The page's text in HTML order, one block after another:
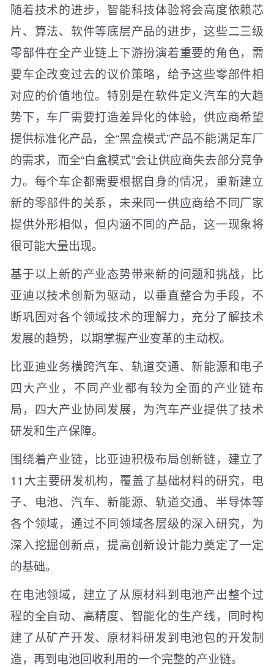
随着技术的进步，智能科技体验将会高度依赖芯
片、算法、软件等底层产品的进步，这些二三级
零部件在全产业链上下游扮演着重要的角色，需
要车企改变过去的议价策略，给予这些零部件相
对应的价值地位。特别是在软件定义汽车的大趋
势下，车厂需要打造差异化的体验，供应商希望
提供标准化产品，全“黑盒模式”产品不能满足车厂
的需求，而全“白盒模式”会让供应商失去部分竞争
力。每个车企都需要根据自身的情况，重新建立
新的零部件的关系，未来同一供应商给不同厂家
提供外形相似，但内涵不同的产品，这一现象将
很可能大量出现。
基于以上新的产业态势带来新的问题和挑战，比
亚迪以技术创新为驱动，以垂直整合为手段，不
断巩固对各个领域技术的理解力，充分了解技术
发展的趋势，以期掌握产业变革的主动权。
比亚迪业务横跨汽车、轨道交通、新能源和电子
四大产业，不同产业都有较为全面的产业链布
局，四大产业协同发展，为汽车产业提供了技术
研发和生产保障。
围绕着产业链，比亚迪积极布局创新链，建立了
11大主要研发机构，覆盖了基础材料的研究，电
子、电池、汽车、新能源、轨道交通、半导体等
各个领域，通过不同领域各层级的深入研究，为
深入挖掘创新点，提高创新设计能力奠定了一定
的基础。
在电池领域，建立了从原材料到电池产出整个过
程的全自动、高精度、智能化的生产线，同时构
建了从矿产开发、原材料研发到电池包的开发制
造，再到电池回收利用的一个完整的产业链。